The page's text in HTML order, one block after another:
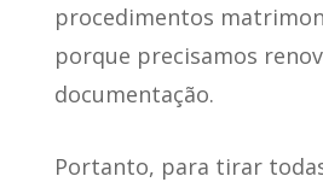
procedimentos
porque precisamos
documentação.
Portanto, para tirar